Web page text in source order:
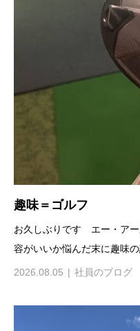
趣味＝ゴルフ
お久しぶりです エー・ア
容がいいか悩んだ末に趣味
2026.08.05 社員のブログ